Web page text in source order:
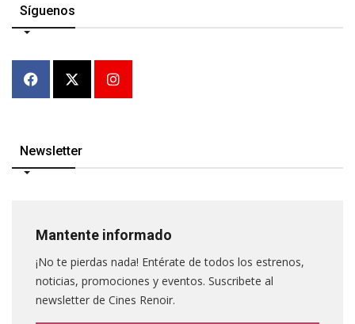
Síguenos
Newsletter
Mantente informado
¡No te pierdas nada! Entérate de todos los estrenos,
noticias, promociones y eventos. Suscribete al
newsletter de Cines Renoir.